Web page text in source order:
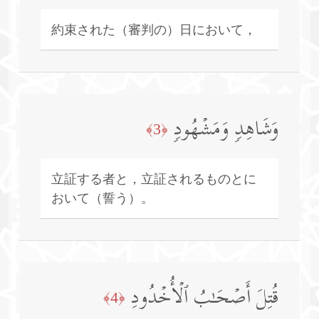
約束された（審判の）日において，
وَشَاهِدࣲ وَمَشۡهُودࣲ ﴿3﴾
立証する者と，立証されるものとに
おいて（誓う）。
قُتِلَ أَصۡحَـٰبُ ٱلۡأُخۡدُودِ ﴿4﴾